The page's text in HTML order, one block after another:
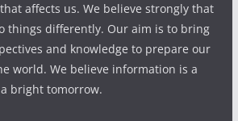
affects us. We believe strongly that
things differently. Our aim is to bring
and knowledge to prepare our
world. We believe information is a
bright tomorrow.